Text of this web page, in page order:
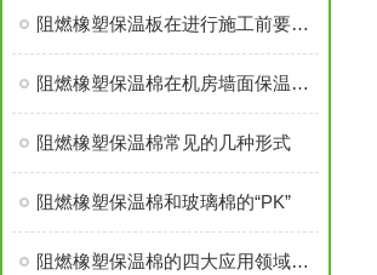
阻燃橡塑保温板在进行施工前要做好这些准备工作
阻燃橡塑保温棉在机房墙面保温中应有多厚？
阻燃橡塑保温棉常见的几种形式
阻燃橡塑保温棉和玻璃棉的“PK”
阻燃橡塑保温棉的四大应用领域简析